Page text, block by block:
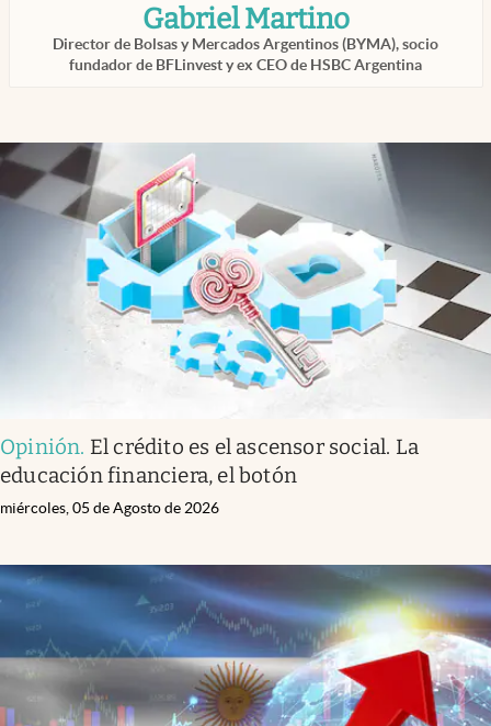
Infotechnology
Clase
Eventos Corporativos
El Cronista Studio
abre en nueva pestaña
Argentina
Gabriel Martino
Director de Bolsas y Mercados Argentinos (BYMA), socio
fundador de BFLinvest y ex CEO de HSBC Argentina
Opinión. El crédito es el ascensor social. La
educación financiera, el botón
miércoles, 05 de Agosto de 2026